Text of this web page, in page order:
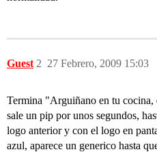
Guest 27 Febrero, 2009 15:03
2
Termina "Arguiñano en tu cocina,
sale un pip por unos segundos,
logo anterior y con el logo en
azul, aparece un generico hasta